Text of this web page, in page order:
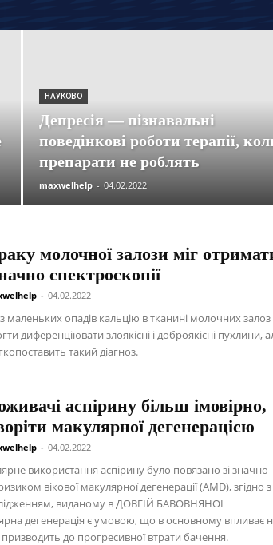
НАУКОВО
Депресія — пізнавальні
поведінкові роботи терапії,
препарати не роблять
maxwelhelp - 04.02.2022
молочної залози міг
спектроскопії
- 04.02.2022
маленьких опадів кальцію в тканині молочних залоз
диференціювати злоякісні і доброякісні пухлини,
такий діагноз.
аспірину більш імовірно,
макулярної дегенерацією
- 04.02.2022
використання аспірину було повязано зі значно
вікової макулярної дегенерації (AMD), згідно з
виданому в ДОВГІЙ БАВОВНЯНОЇ
дегенерація є умовою, що в основному впливає
призводить до прогресивної втрати бачення.